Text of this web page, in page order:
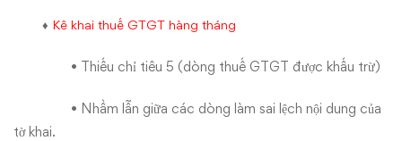
♦ Kê khai thuế GTGT hàng tháng
• Thiếu chỉ tiêu 5 (dòng thuế GTGT được khấu trừ)
• Nhầm lẫn giữa các dòng làm sai lệch nội dung của
tờ khai.